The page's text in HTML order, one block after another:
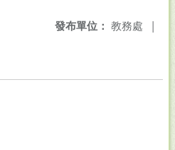
發布單位： 教務處 |